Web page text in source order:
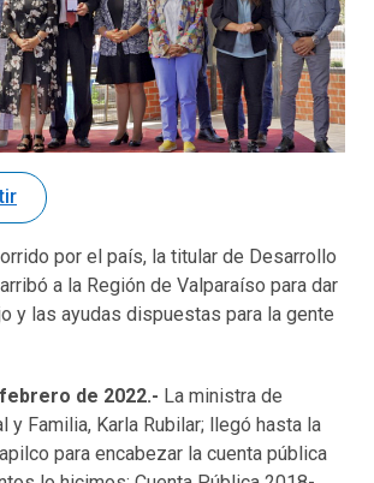
por el país, la titular de Desarrollo
a la Región de Valparaíso para dar
y las ayudas dispuestas para la gente
de 2022.- La ministra de
y Familia, Karla Rubilar; llegó hasta la
para encabezar la cuenta pública